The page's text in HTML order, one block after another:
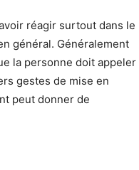
réagir surtout dans le
général. Généralement
la personne doit appeler
gestes de mise en
peut donner de